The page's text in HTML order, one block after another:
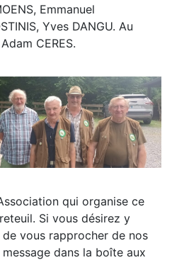
Emmanuel
Yves DANGU. Au
CERES.
qui organise ce
Si vous désirez y
vous rapprocher de nos
dans la boîte aux